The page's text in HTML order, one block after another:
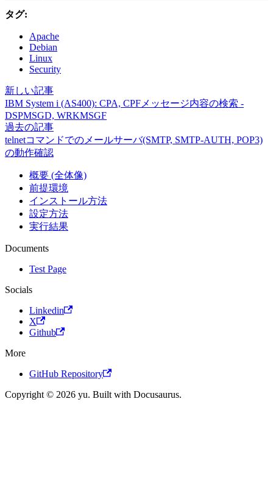
タグ:
Apache
Debian
Linux
Security
新しい記事
IBM System i (AS400): CPA, CPFメッセージ内容の検索 -
DSPMSGD, WRKMSGF
過去の記事
telnetコマンドでのメールサーバ(SMTP, SMTP-AUTH, POP3)
の動作確認
概要 (全体像)
前提環境
インストール方法
設定方法
実行結果
Documents
Test Page
Socials
Linkedin
X
Github
More
GitHub Repository
Copyright © 2026 yu. Built with Docusaurus.